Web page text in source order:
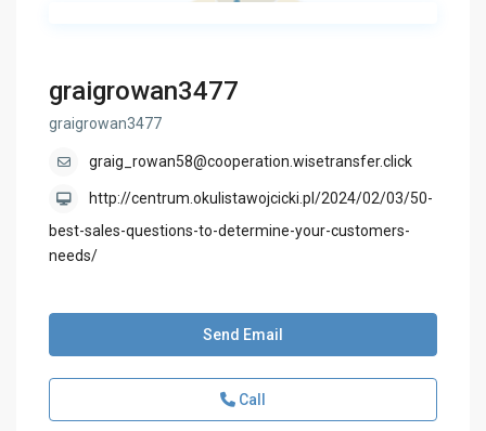
graigrowan3477
graigrowan3477
graig_rowan58@cooperation.wisetransfer.click
http://centrum.okulistawojcicki.pl/2024/02/03/50-
best-sales-questions-to-determine-your-customers-
needs/
Send Email
Call